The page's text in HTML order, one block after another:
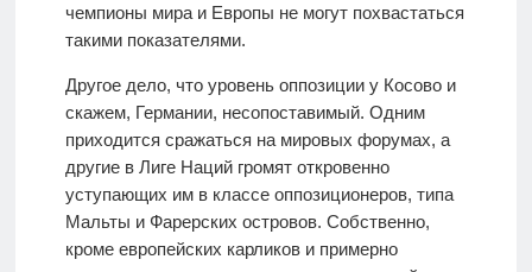
чемпионы мира и Европы не могут похвастаться
такими показателями.
Другое дело, что уровень оппозиции у Косово и
скажем, Германии, несопоставимый. Одним
приходится сражаться на мировых форумах, а
другие в Лиге Наций громят откровенно
уступающих им в классе оппозиционеров, типа
Мальты и Фарерских островов. Собственно,
кроме европейских карликов и примерно